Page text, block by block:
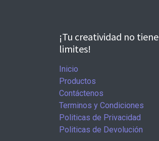
¡Tu creatividad no tiene
limites!
Inicio
Productos
Contáctenos
Terminos y Condiciones
Politicas de Privacidad
Politicas de Devolución